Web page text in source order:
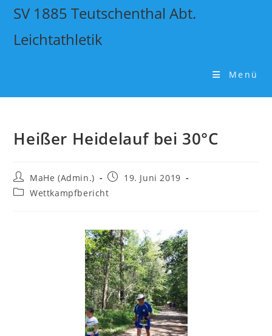
SV 1885 Teutschenthal Abt.
Leichtathletik
Menü
Heißer Heidelauf bei 30°C
MaHe (Admin.)
19. Juni 2019
Wettkampfbericht